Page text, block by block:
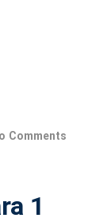
Comments
1